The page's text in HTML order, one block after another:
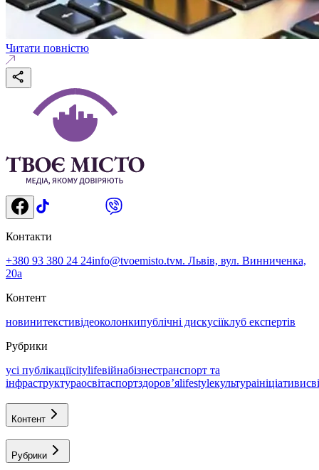
Читати повністю
Контакти
+380 93 380 24 24info@tvoemisto.tvм. Львів, вул. Винниченка,
20а
Контент
новинитекстивідеоколонкипублічні дискусіїклуб експертів
Рубрики
усі публікаціїcitylifeвійнабізнестранспорт та
інфраструктураосвітаспортздоровʼяlifestyleкультураініціативи
Контент
Рубрики